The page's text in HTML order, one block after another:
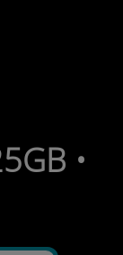
ター
•